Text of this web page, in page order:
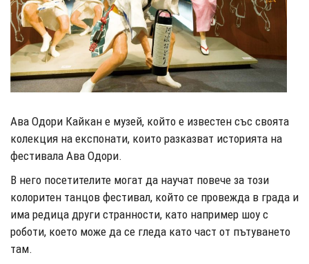
Ава Одори Кайкан е музей, който е известен със своята
колекция на експонати, които разказват историята на
фестивала Ава Одори.
В него посетителите могат да научат повече за този
колоритен танцов фестивал, който се провежда в града и
има редица други странности, като например шоу с
роботи, което може да се гледа като част от пътуването
там.